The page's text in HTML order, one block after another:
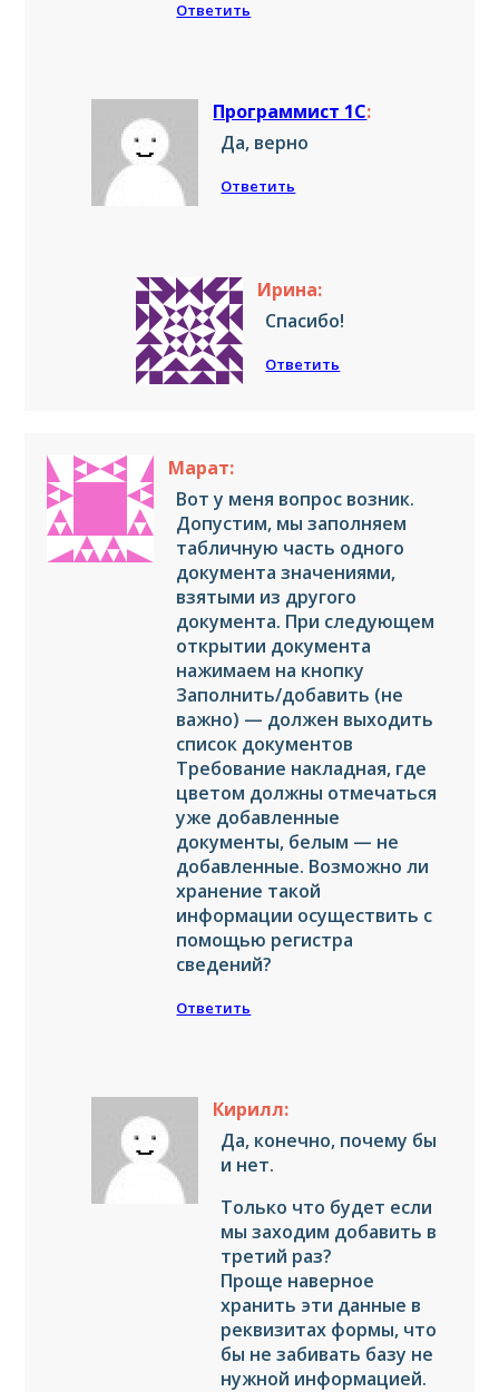
Ответить
Программист 1С:
Да, верно
Ответить
Ирина:
Спасибо!
Ответить
Марат:
Вот у меня вопрос возник.
Допустим, мы заполняем
табличную часть одного
документа значениями,
взятыми из другого
документа. При следующем
открытии документа
нажимаем на кнопку
Заполнить/добавить (не
важно) — должен выходить
список документов
Требование накладная, где
цветом должны отмечаться
уже добавленные
документы, белым — не
добавленные. Возможно ли
хранение такой
информации осуществить с
помощью регистра
сведений?
Ответить
Кирилл:
Да, конечно, почему бы
и нет.
Только что будет если
мы заходим добавить в
третий раз?
Проще наверное
хранить эти данные в
реквизитах формы, что
бы не забивать базу не
нужной информацией.